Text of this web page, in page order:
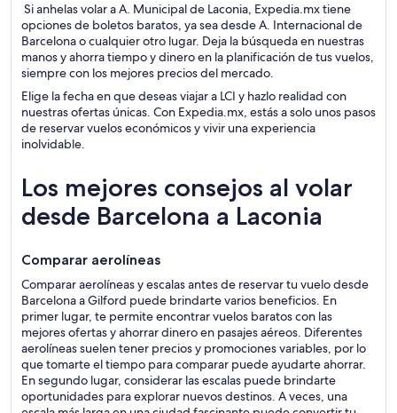
Si anhelas volar a A. Municipal de Laconia, Expedia.mx tiene
opciones de boletos baratos, ya sea desde A. Internacional de
Barcelona o cualquier otro lugar. Deja la búsqueda en nuestras
manos y ahorra tiempo y dinero en la planificación de tus vuelos,
siempre con los mejores precios del mercado.
Elige la fecha en que deseas viajar a LCI y hazlo realidad con
nuestras ofertas únicas. Con Expedia.mx, estás a solo unos pasos
de reservar vuelos económicos y vivir una experiencia
inolvidable.
Los mejores consejos al volar
desde Barcelona a Laconia
Comparar aerolíneas
Comparar aerolíneas y escalas antes de reservar tu vuelo desde
Barcelona a Gilford puede brindarte varios beneficios. En
primer lugar, te permite encontrar vuelos baratos con las
mejores ofertas y ahorrar dinero en pasajes aéreos. Diferentes
aerolíneas suelen tener precios y promociones variables, por lo
que tomarte el tiempo para comparar puede ayudarte ahorrar.
En segundo lugar, considerar las escalas puede brindarte
oportunidades para explorar nuevos destinos. A veces, una